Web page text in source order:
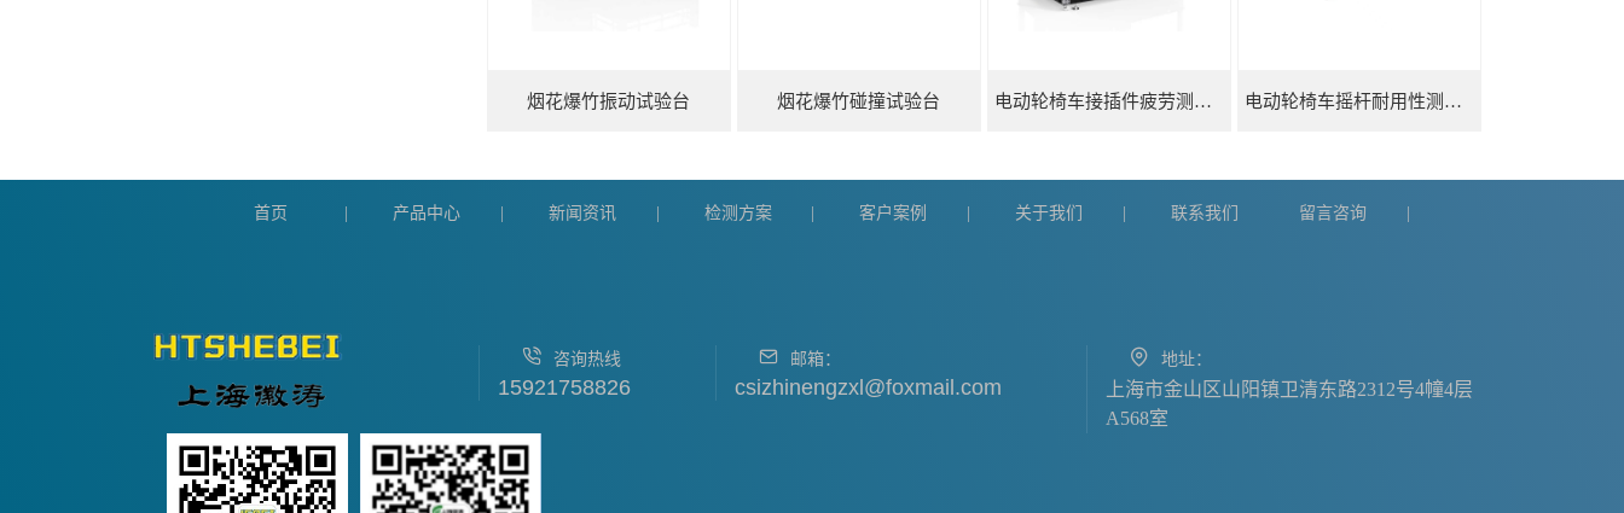
烟花爆竹振动试验台 烟花爆竹碰撞试验台 电动轮椅车接插件疲劳测试仪 电动轮椅车摇杆耐用性测试仪
首页 产品中心 新闻资讯 检测方案 客户案例 关于我们 联系我们 留言咨询
咨询热线
15921758826
邮箱：
csizhinengzxl@foxmail.com
地址：
上海市金山区山阳镇卫清东路2312号4幢4层
A568室